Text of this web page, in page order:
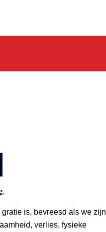
.
is, bevreesd als we zijn
verlies, fysieke